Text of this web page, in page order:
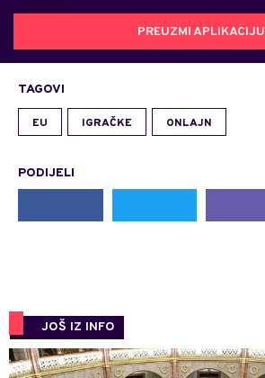
PREUZMI APLIKACIJU
TAGOVI
EU IGRAČKE ONLAJN
PODIJELI
JOŠ IZ INFO